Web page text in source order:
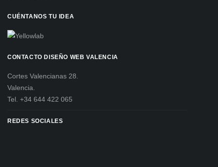
CUÉNTANOS TU IDEA
CONTACTO DISEÑO WEB VALENCIA
Cortes Valencianas 28.
Valencia.
Tel. +34 644 422 065
REDES SOCIALES